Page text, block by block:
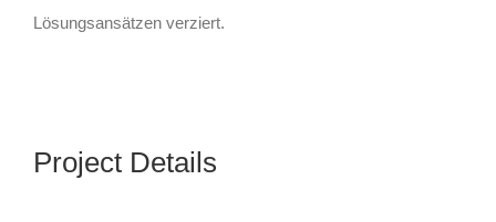
Lösungsansätzen verziert.
Project Details